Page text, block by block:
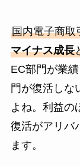
国内電子商取
マイナス成長
EC部門が業
門が復活しな
よね。利益の
復活がアリバ
ます。